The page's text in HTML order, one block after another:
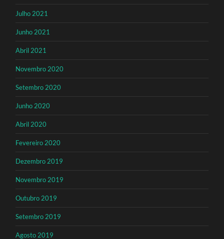
Julho 2021
Junho 2021
Abril 2021
Novembro 2020
Setembro 2020
Junho 2020
Abril 2020
Fevereiro 2020
Dezembro 2019
Novembro 2019
Outubro 2019
Setembro 2019
Agosto 2019